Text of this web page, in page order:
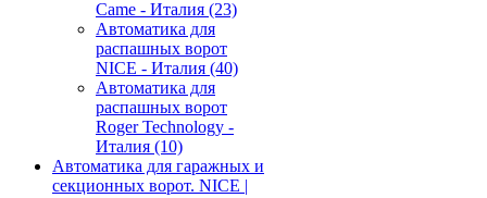
Came - Италия (23)
Автоматика для
распашных ворот
NICE - Италия (40)
Автоматика для
распашных ворот
Roger Technology -
Италия (10)
Автоматика для гаражных и
секционных ворот. NICE |